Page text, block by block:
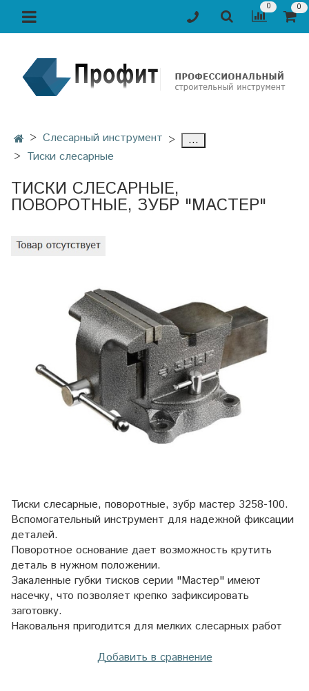
0 0
Слесарный инструмент
...
Тиски слесарные
ТИСКИ СЛЕСАРНЫЕ,
ПОВОРОТНЫЕ, ЗУБР "МАСТЕР"
Тиски слесарные, поворотные, зубр мастер 3258-100.
Вспомогательный инструмент для надежной фиксации
деталей.
Поворотное основание дает возможность крутить
деталь в нужном положении.
Закаленные губки тисков серии "Мастер" имеют
насечку, что позволяет крепко зафиксировать
заготовку.
Наковальня пригодится для мелких слесарных работ
Добавить в сравнение